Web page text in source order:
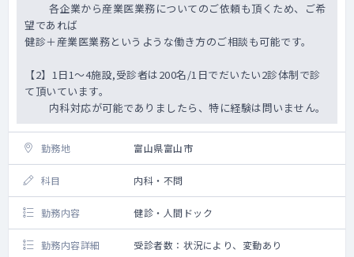
DA(DataAnalytics)の２体制を取っており、
領域を活かして携わります。
が、MDには具体的には以下のような業務をお
・製薬企業の考えるニーズに応じたリサーチ
クエスチョンの考案、研究計画・解析計画の
・医学的視点でのデータ抽出業務の支援（デ
データ取得方法の検討、取得済データのレビ
・解析結果の考察
・当社リサーチチームと協力しての論文化
・クライアントへの提案業務のサポート
各企業から産業医業務についてのご依頼も頂くため、ご希
望であれば
健診＋産業医業務というような働き方のご相談も可能です。
【2】1日1～4施設,受診者は200名/1日でだいたい2診体制で診
て頂いています。
内科対応が可能でありましたら、特に経験は問いません。
勤務地 富山県富山市
科目 内科・不問
勤務内容 健診・人間ドック
勤務内容詳細 受診者数：状況により、変動あり